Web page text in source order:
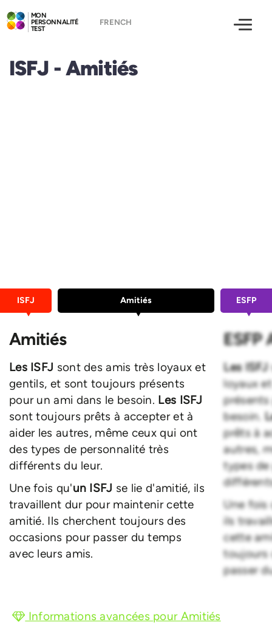
MON
PERSONNALITÉ
TEST
ISFJ - Amitiés
ISFJ Amitiés ESFP
Amitiés
Les ISFJ sont des amis très loyaux et
gentils, et sont toujours présents
pour un ami dans le besoin. Les ISFJ
sont toujours prêts à accepter et à
aider les autres, même ceux qui ont
des types de personnalité très
différents du leur.
Une fois qu'un ISFJ se lie d'amitié, ils
travaillent dur pour maintenir cette
amitié. Ils cherchent toujours des
occasions pour passer du temps
avec leurs amis.
ESFP
Les ISFJ
loyaux
besoin.
prêts à
autres,
types
Une fois
ils
cette
toujours
passer
Informations avancées pour Amitiés